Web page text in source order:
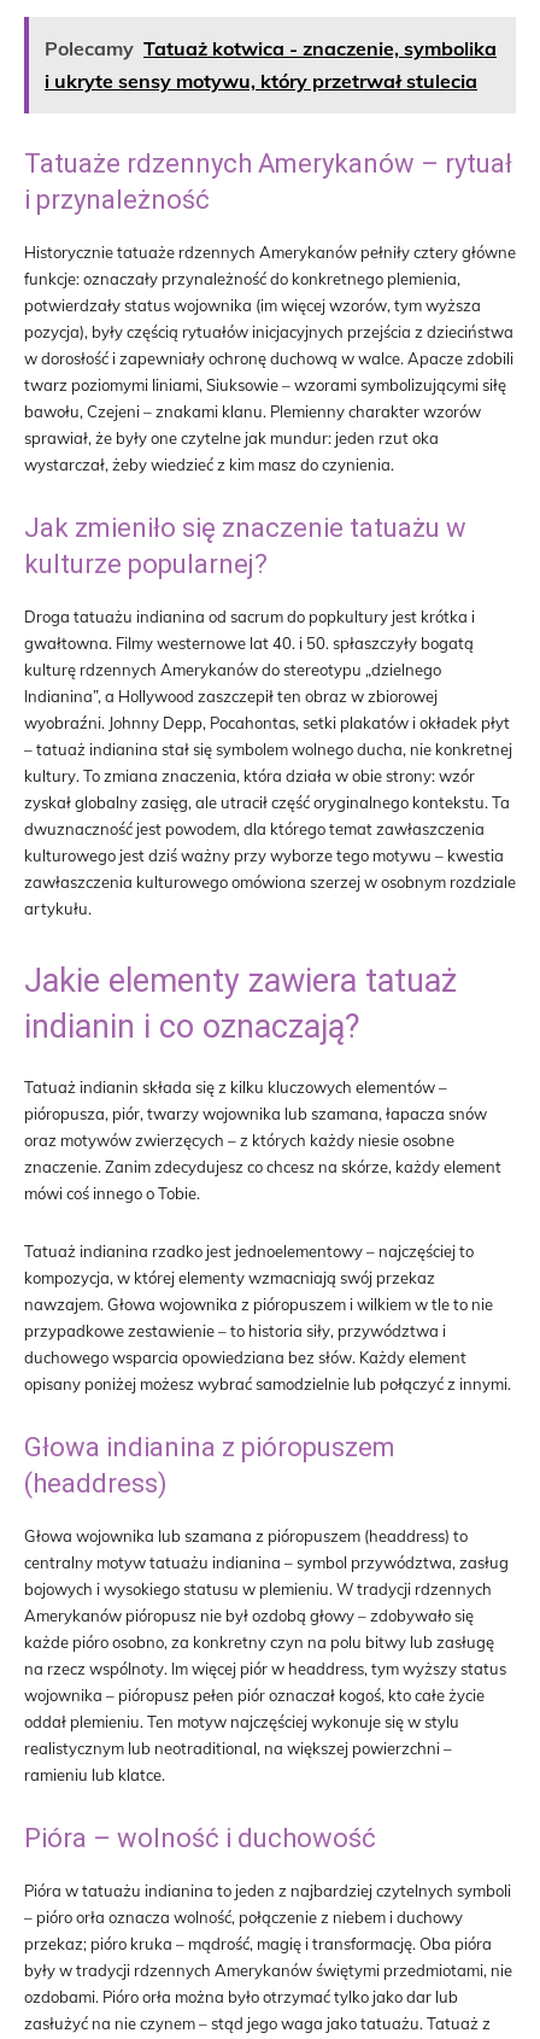
Polecamy Tatuaż kotwica - znaczenie, symbolika
i ukryte sensy motywu, który przetrwał stulecia
Tatuaże rdzennych Amerykanów – rytuał
i przynależność
Historycznie tatuaże rdzennych Amerykanów pełniły cztery główne
funkcje: oznaczały przynależność do konkretnego plemienia,
potwierdzały status wojownika (im więcej wzorów, tym wyższa
pozycja), były częścią rytuałów inicjacyjnych przejścia z dzieciństwa
w dorosłość i zapewniały ochronę duchową w walce. Apacze zdobili
twarz poziomymi liniami, Siuksowie – wzorami symbolizującymi siłę
bawołu, Czejeni – znakami klanu. Plemienny charakter wzorów
sprawiał, że były one czytelne jak mundur: jeden rzut oka
wystarczał, żeby wiedzieć z kim masz do czynienia.
Jak zmieniło się znaczenie tatuażu w
kulturze popularnej?
Droga tatuażu indianina od sacrum do popkultury jest krótka i
gwałtowna. Filmy westernowe lat 40. i 50. spłaszczyły bogatą
kulturę rdzennych Amerykanów do stereotypu „dzielnego
Indianina”, a Hollywood zaszczepił ten obraz w zbiorowej
wyobraźni. Johnny Depp, Pocahontas, setki plakatów i okładek płyt
– tatuaż indianina stał się symbolem wolnego ducha, nie konkretnej
kultury. To zmiana znaczenia, która działa w obie strony: wzór
zyskał globalny zasięg, ale utracił część oryginalnego kontekstu. Ta
dwuznaczność jest powodem, dla którego temat zawłaszczenia
kulturowego jest dziś ważny przy wyborze tego motywu – kwestia
zawłaszczenia kulturowego omówiona szerzej w osobnym rozdziale
artykułu.
Jakie elementy zawiera tatuaż
indianin i co oznaczają?
Tatuaż indianin składa się z kilku kluczowych elementów –
pióropusza, piór, twarzy wojownika lub szamana, łapacza snów
oraz motywów zwierzęcych – z których każdy niesie osobne
znaczenie. Zanim zdecydujesz co chcesz na skórze, każdy element
mówi coś innego o Tobie.
Tatuaż indianina rzadko jest jednoelementowy – najczęściej to
kompozycja, w której elementy wzmacniają swój przekaz
nawzajem. Głowa wojownika z pióropuszem i wilkiem w tle to nie
przypadkowe zestawienie – to historia siły, przywództwa i
duchowego wsparcia opowiedziana bez słów. Każdy element
opisany poniżej możesz wybrać samodzielnie lub połączyć z innymi.
Głowa indianina z pióropuszem
(headdress)
Głowa wojownika lub szamana z pióropuszem (headdress) to
centralny motyw tatuażu indianina – symbol przywództwa, zasług
bojowych i wysokiego statusu w plemieniu. W tradycji rdzennych
Amerykanów pióropusz nie był ozdobą głowy – zdobywało się
każde pióro osobno, za konkretny czyn na polu bitwy lub zasługę
na rzecz wspólnoty. Im więcej piór w headdress, tym wyższy status
wojownika – pióropusz pełen piór oznaczał kogoś, kto całe życie
oddał plemieniu. Ten motyw najczęściej wykonuje się w stylu
realistycznym lub neotraditional, na większej powierzchni –
ramieniu lub klatce.
Pióra – wolność i duchowość
Pióra w tatuażu indianina to jeden z najbardziej czytelnych symboli
– pióro orła oznacza wolność, połączenie z niebem i duchowy
przekaz; pióro kruka – mądrość, magię i transformację. Oba pióra
były w tradycji rdzennych Amerykanów świętymi przedmiotami, nie
ozdobami. Pióro orła można było otrzymać tylko jako dar lub
zasłużyć na nie czynem – stąd jego waga jako tatuażu. Tatuaż z